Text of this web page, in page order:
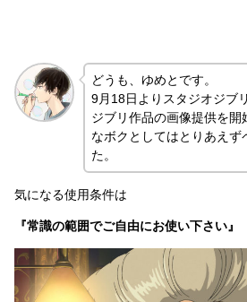
どうも、ゆめとです。
9月18日よりスタジオジブ
ジブリ作品の画像提供を開
なボクとしてはとりあえず
た。
気になる使用条件は
『常識の範囲でご自由にお使い下さい』